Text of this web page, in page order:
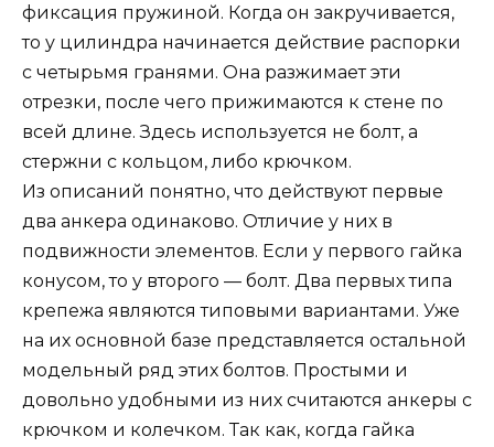
фиксация пружиной. Когда он закручивается,
то у цилиндра начинается действие распорки
с четырьмя гранями. Она разжимает эти
отрезки, после чего прижимаются к стене по
всей длине. Здесь используется не болт, а
стержни с кольцом, либо крючком.
Из описаний понятно, что действуют первые
два анкера одинаково. Отличие у них в
подвижности элементов. Если у первого гайка
конусом, то у второго — болт. Два первых типа
крепежа являются типовыми вариантами. Уже
на их основной базе представляется остальной
модельный ряд этих болтов. Простыми и
довольно удобными из них считаются анкеры с
крючком и колечком. Так как, когда гайка